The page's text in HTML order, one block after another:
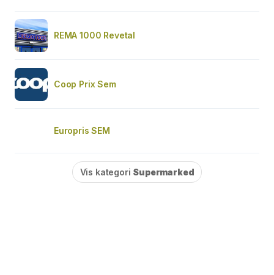
REMA 1000 Revetal
Coop Prix Sem
Europris SEM
Vis kategori Supermarked